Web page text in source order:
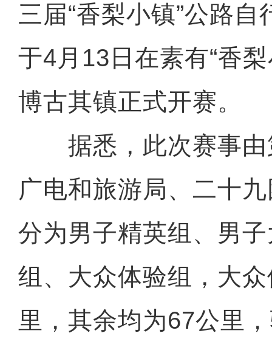
三届“香梨小镇”公路
于4月13日在素有“香
博古其镇正式开赛。
据悉，此次赛事由
广电和旅游局、二十
分为男子精英组、男
组、大众体验组，大
里，其余均为67公里